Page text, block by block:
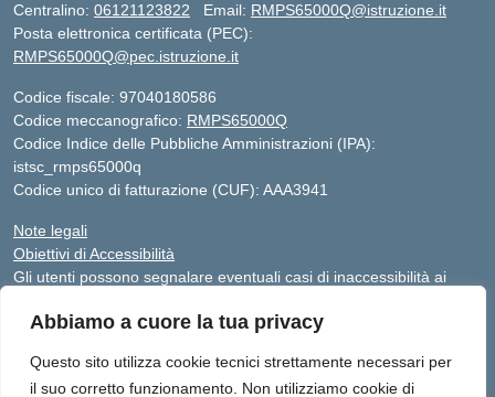
Abbiamo a cuore la tua privacy
Questo sito utilizza cookie tecnici strettamente necessari per
il suo corretto funzionamento. Non utilizziamo cookie di
Centralino: 06121123822 Email: RMPS65000Q@istruzione.it
Posta elettronica certificata (PEC):
RMPS65000Q@pec.istruzione.it
Codice fiscale: 97040180586
Codice meccanografico: RMPS65000Q
Codice Indice delle Pubbliche Amministrazioni (IPA):
istsc_rmps65000q
Codice unico di fatturazione (CUF): AAA3941
Note legali
Obiettivi di Accessibilità
Gli utenti possono segnalare eventuali casi di inaccessibilità ai
scrivendo al seguente indirizzo di posta elettronica:
Sito realizzato da Avaservice